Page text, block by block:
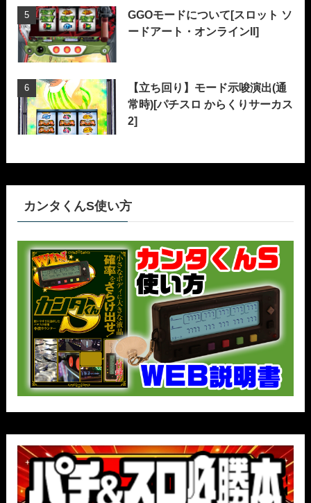
GGOモードについて[スロット ソ
ードアート・オンラインII]
【立ち回り】モード示唆演出(通
常時)[パチスロ からくりサーカス
2]
カンタくんS使い方